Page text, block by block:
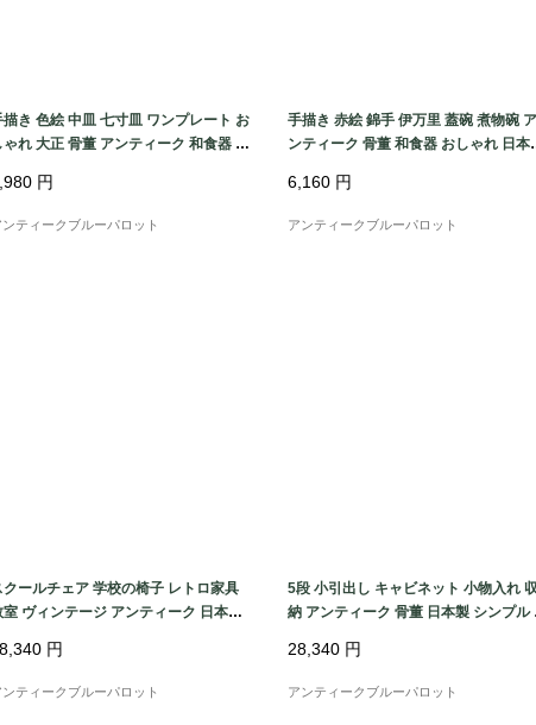
描き 色絵 中皿 七寸皿 ワンプレート お
ゃれ 大正 骨董 アンティーク 和食器 お
）
円
ンティークブルーパロット
手描き 赤絵 錦手 伊万里 蓋碗 煮物碗 ア
ンティーク 骨董 和食器 おしゃれ 日本
ダ）
6,160 円
アンティークブルーパロット
クールチェア 学校の椅子 レトロ家具
室 ヴィンテージ アンティーク 日本製
円
ンティークブルーパロット
5段 小引出し キャビネット 小物入れ 収
納 アンティーク 骨董 日本製 シンプル
28,340 円
アンティークブルーパロット